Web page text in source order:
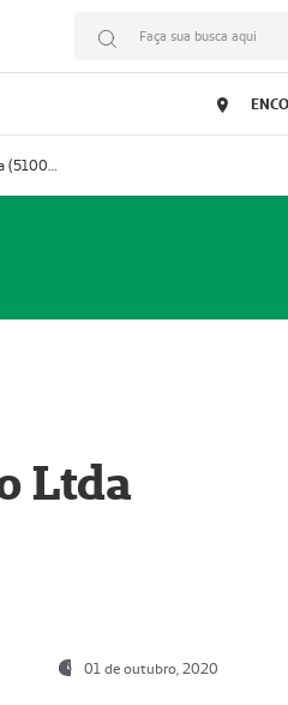
Faça sua busca aqui
Prestador Mosaicum Espaço Clínico Ltda (51004352-0)
Ltda
01 de outubro, 2020